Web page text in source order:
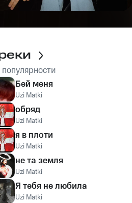
Бей меня
Uzi Matki
обряд
Uzi Matki
я в плоти
Uzi Matki
не та земля
Uzi Matki
Я тебя не любила
Uzi Matki